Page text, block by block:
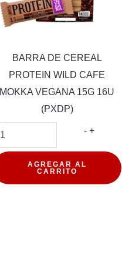
BARRA DE CEREAL
PROTEIN WILD CAFE
MOKKA VEGANA 15G 16U
(PXDP)
- BARRA
CEREAL
+
AGREGAR AL
CARRITO